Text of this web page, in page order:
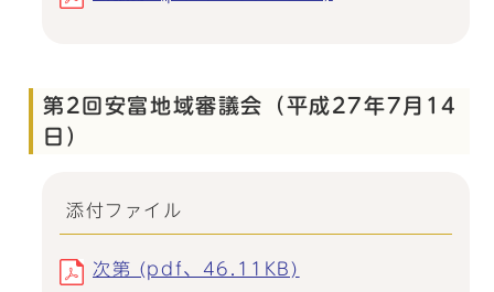
第2回安富地域審議会（平成27年7月14
日）
添付ファイル
次第 (pdf、46.11KB)